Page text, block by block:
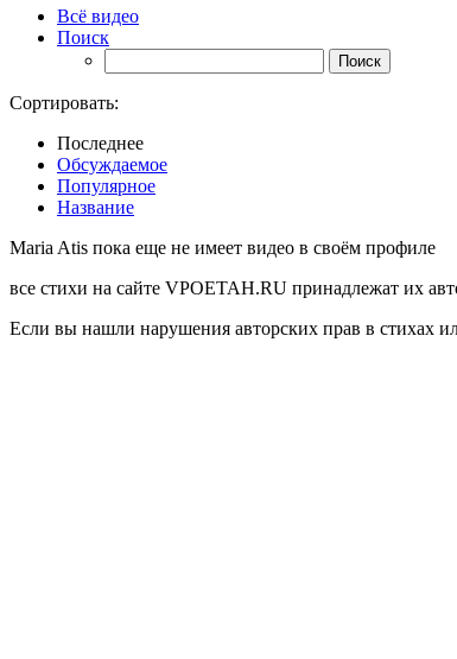
Всё видео
Поиск
Сортировать:
Последнее
Обсуждаемое
Популярное
Название
Maria Atis пока еще не имеет видео в своём профиле
все стихи на сайте VPOETAH.RU принадлежат их
Если вы нашли нарушения авторских прав в стихах